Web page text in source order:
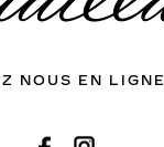
NOUS EN LIGNE